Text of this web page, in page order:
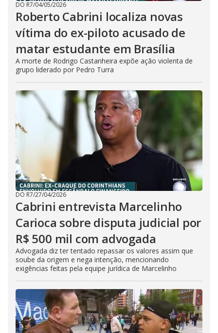
DO R7/04/05/2026
Roberto Cabrini localiza novas
vítima do ex-piloto acusado de
matar estudante em Brasília
A morte de Rodrigo Castanheira expõe ação violenta de
grupo liderado por Pedro Turra
DO R7/27/04/2026
Cabrini entrevista Marcelinho
Carioca sobre disputa judicial por
R$ 500 mil com advogada
Advogada diz ter tentado repassar os valores assim que
soube da origem e nega intenção, mencionando
exigências feitas pela equipe jurídica de Marcelinho